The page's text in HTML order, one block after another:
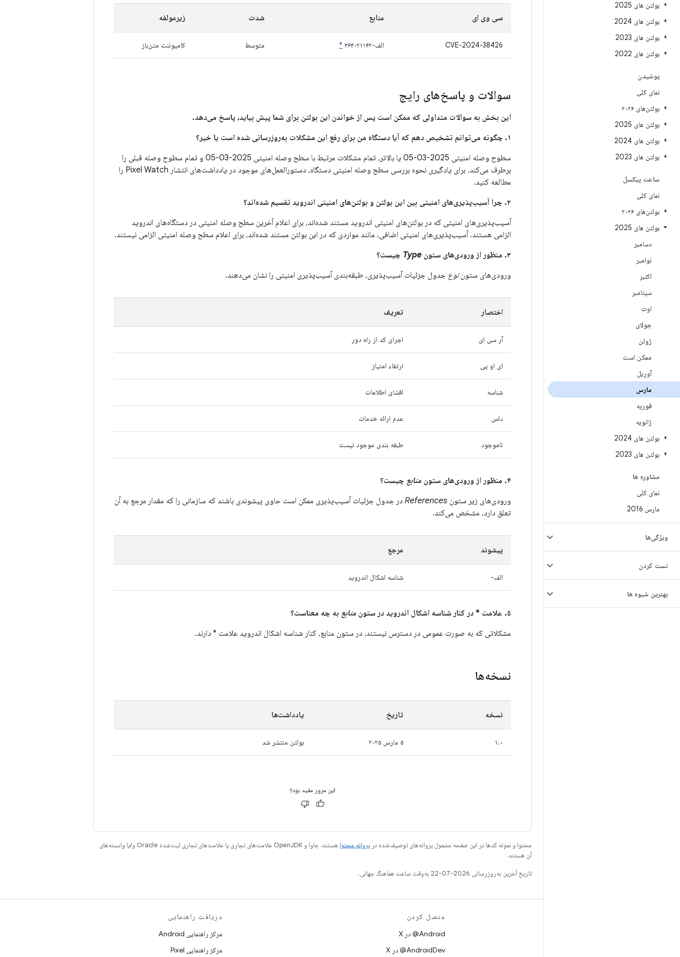
بولتن های 2025
بولتن های 2024
بولتن های 2023
بولتن های 2022
پوشیدن
نمای کلی
بولتن‌های ۲۰۲۶
بولتن های 2025
بولتن های 2024
بولتن های 2023
ساعت پیکسل
نمای کلی
بولتن‌های ۲۰۲۶
بولتن های 2025
دسامبر
نوامبر
اکتبر
سپتامبر
اوت
جولای
ژوئن
ممکن است
آوریل
مارس
فوریه
ژانویه
بولتن های 2024
بولتن های 2023
مشاوره ها
نمای کلی
مارس 2016
ویژگی‌ها
تست کردن
بهترین شیوه ها
سی وی ای منابع شدت زیرمولفه
CVE-2024-38426 الف-۳۶۴۰۲۱۱۴۲ * متوسط کامپوننت متن‌باز
سوالات و پاسخ‌های رایج
این بخش به سوالات متداولی که ممکن است پس از خواندن این بولتن برای شما پیش بیاید، پاسخ می‌دهد.
۱. چگونه می‌توانم تشخیص دهم که آیا دستگاه من برای رفع این مشکلات به‌روزرسانی شده است یا خیر؟
سطوح وصله امنیتی 2025-03-05 یا بالاتر، تمام مشکلات مرتبط با سطح وصله امنیتی 2025-03-05 و تمام سطوح وصله قبلی را
برطرف می‌کند. برای یادگیری نحوه بررسی سطح وصله امنیتی دستگاه، دستورالعمل‌های موجود در یادداشت‌های انتشار Pixel Watch را
مطالعه کنید.
۲. چرا آسیب‌پذیری‌های امنیتی بین این بولتن و بولتن‌های امنیتی اندروید تقسیم شده‌اند؟
آسیب‌پذیری‌های امنیتی که در بولتن‌های امنیتی اندروید مستند شده‌اند، برای اعلام آخرین سطح وصله امنیتی در دستگاه‌های اندروید
الزامی هستند. آسیب‌پذیری‌های امنیتی اضافی، مانند مواردی که در این بولتن مستند شده‌اند، برای اعلام سطح وصله امنیتی الزامی نیستند.
۳. منظور از ورودی‌های ستون
Type چیست؟
ورودی‌های ستوننوع جدول جزئیات آسیب‌پذیری، طبقه‌بندی آسیب‌پذیری امنیتی را نشان می‌دهند.
اختصار تعریف
آر سی ای اجرای کد از راه دور
ای او پی ارتقاء امتیاز
شناسه افشای اطلاعات
داس عدم ارائه خدمات
ناموجود طبقه بندی موجود نیست
۴. منظور از ورودی‌های ستون منابع چیست؟
ورودی‌های زیر ستون References در جدول جزئیات آسیب‌پذیری ممکن است حاوی پیشوندی باشند که سازمانی را که مقدار مرجع به آن
تعلق دارد، مشخص می‌کند.
پیشوند مرجع
الف- شناسه اشکال اندروید
۵. علامت * در کنار شناسه اشکال اندروید در ستون منابع به چه معناست؟
مشکلاتی که به صورت عمومی در دسترس نیستند، در ستون منابع، کنار شناسه اشکال اندروید علامت * دارند.
نسخه‌ها
نسخه تاریخ یادداشت‌ها
۱.۰ ۵ مارس ۲۰۲۵ بولتن منتشر شد
این مرور مفید بود؟
محتوا و نمونه کدها در این صفحه مشمول پروانه‌های توصیف‌شده در پروانه محتوا
هستند. جاوا و OpenJDK علامت‌های تجاری یا علامت‌های تجاری ثبت‌شده Oracle و/یا وابسته‌های
آن هستند.
تاریخ آخرین به‌روزرسانی 2026-07-22 به‌وقت ساعت هماهنگ جهانی.
متصل کردن
‫‎@Android در X
‫‎@AndroidDev در X
دریافت راهنمایی
مرکز راهنمایی Android
مرکز راهنمایی Pixel